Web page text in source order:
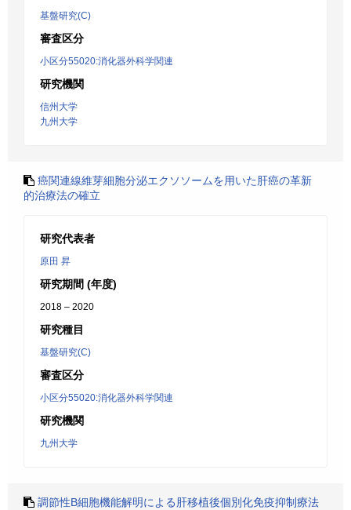
基盤研究(C)
審査区分
小区分55020:消化器外科学関連
研究機関
信州大学
九州大学
癌関連線維芽細胞分泌エクソソームを用いた肝癌の革新
的治療法の確立
研究代表者
原田 昇
研究期間 (年度)
2018 – 2020
研究種目
基盤研究(C)
審査区分
小区分55020:消化器外科学関連
研究機関
九州大学
調節性B細胞機能解明による肝移植後個別化免疫抑制療法